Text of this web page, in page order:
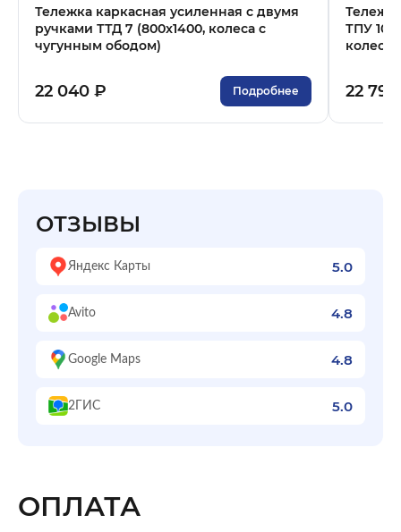
Тележка каркасная усиленная с двумя
ручками ТТД 7 (800x1400, колеса с
чугунным ободом)
22 040 ₽ Подробнее
ТПУ 10
22
ОТЗЫВЫ
Яндекс Карты 5.0
Avito 4.8
Google Maps 4.8
2ГИС 5.0
ОПЛАТА